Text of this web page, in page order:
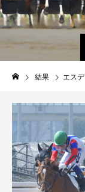
結果 エス